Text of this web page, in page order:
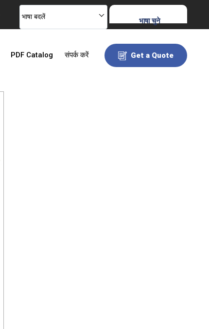
भाषा बदलें भाषा चुने
PDF Catalog संपर्क करें Get a Quote